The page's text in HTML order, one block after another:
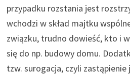
przypadku rozstania jest
wchodzi w skład majtku
związku, trudno dowieść, kto i
się do np. budowy domu.
tzw. surogacja, czyli